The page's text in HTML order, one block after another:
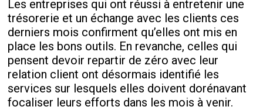
Les entreprises qui ont réussi à entretenir une
trésorerie et un échange avec les clients ces
derniers mois confirment qu’elles ont mis en
place les bons outils. En revanche, celles qui
pensent devoir repartir de zéro avec leur
relation client ont désormais identifié les
services sur lesquels elles doivent dorénavant
focaliser leurs efforts dans les mois à venir.